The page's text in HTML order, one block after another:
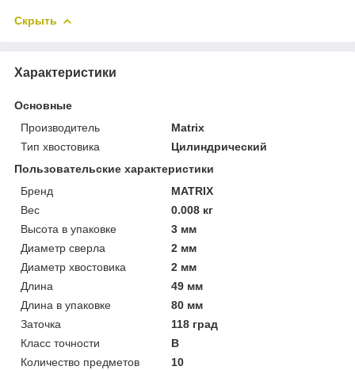
Скрыть
Характеристики
Основные
Производитель
Matrix
Тип хвостовика
Цилиндрический
Пользовательские характеристики
Бренд
MATRIX
Вес
0.008 кг
Высота в упаковке
3 мм
Диаметр сверла
2 мм
Диаметр хвостовика
2 мм
Длина
49 мм
Длина в упаковке
80 мм
Заточка
118 град
Класс точности
B
Количество предметов
10